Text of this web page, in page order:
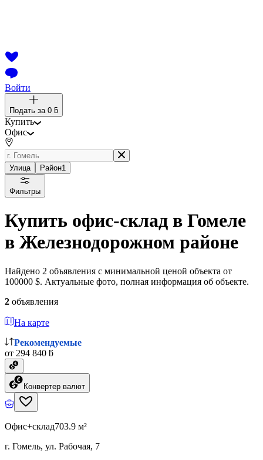
Войти
Подать за 0 ƃ
Купить
Офис
Улица Район1
Фильтры
Купить офис-склад в Гомеле
в Железнодорожном районе
Найдено 2 объявления с минимальной ценой объекта от
100000 $. Актуальные фото, полная информация об объекте.
2 объявления
На карте
Рекомендуемые
от 294 840 ƃ
Конвертер валют
Офис+склад703.9 м²
г. Гомель, ул. Рабочая, 7